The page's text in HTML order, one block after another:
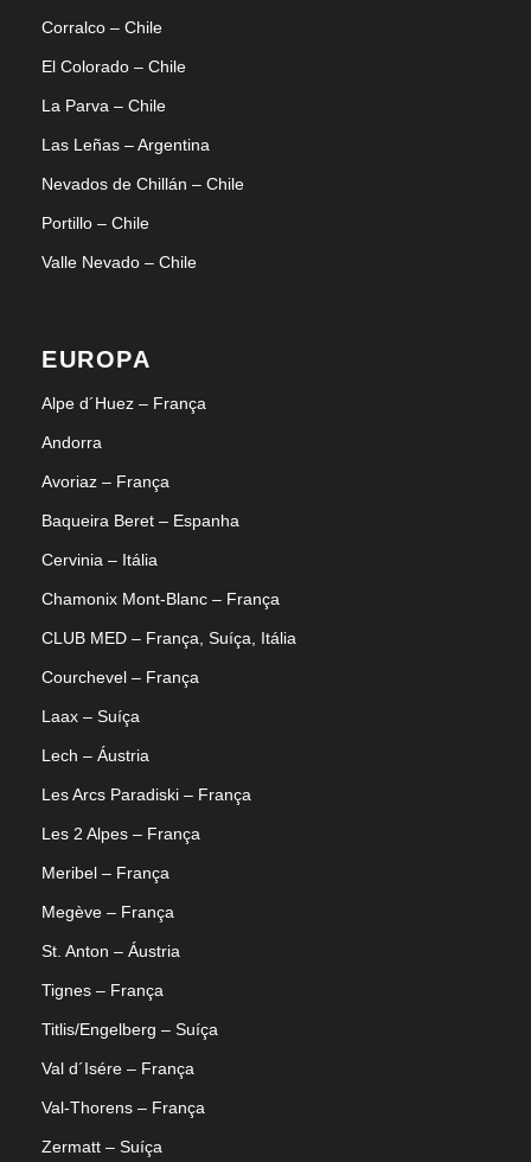
Corralco – Chile
El Colorado – Chile
La Parva – Chile
Las Leñas – Argentina
Nevados de Chillán – Chile
Portillo – Chile
Valle Nevado – Chile
EUROPA
Alpe d´Huez – França
Andorra
Avoriaz – França
Baqueira Beret – Espanha
Cervinia – Itália
Chamonix Mont-Blanc – França
CLUB MED – França, Suíça, Itália
Courchevel – França
Laax – Suíça
Lech – Áustria
Les Arcs Paradiski – França
Les 2 Alpes – França
Meribel – França
Megève – França
St. Anton – Áustria
Tignes – França
Titlis/Engelberg – Suíça
Val d´Isére – França
Val-Thorens – França
Zermatt – Suíça